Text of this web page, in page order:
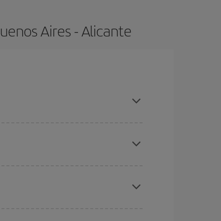
Aires - Alicante